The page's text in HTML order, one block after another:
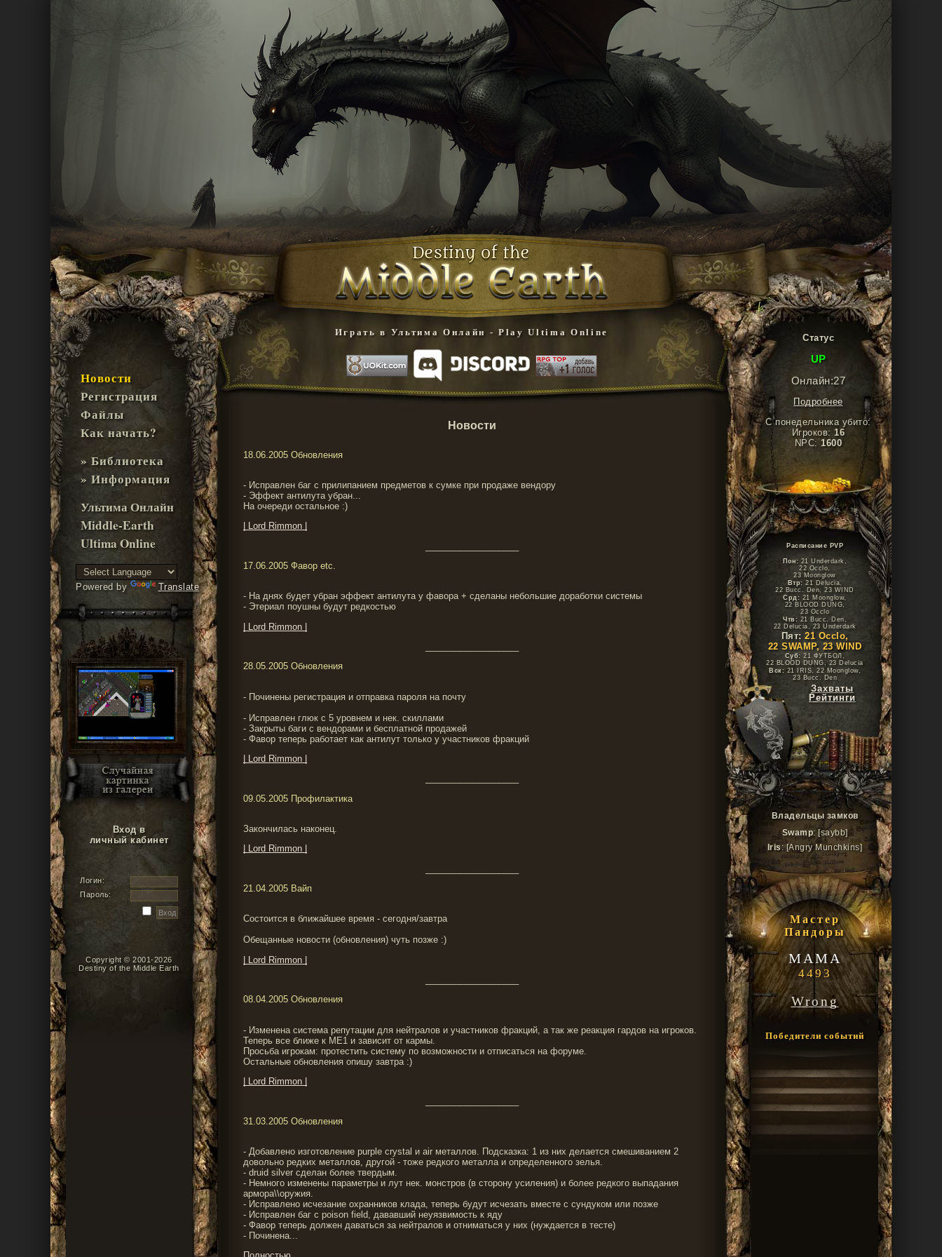
Новости
Регистрация
Файлы
Как начать?
» Библиотека
» Информация
Ультима Онлайн
Middle-Earth
Ultima Online
Powered by Translate
Вход в
личный кабинет
Логин:
Пароль:
Copyright © 2001-2026
Destiny of the Middle Earth
Играть в Ультима Онлайн - Play Ultima Online
Новости
18.06.2005 Обновления
- Исправлен баг с прилипанием предметов к сумке при продаже вендору
- Эффект антилута убран...
На очереди остальное :)
| Lord Rimmon |
17.06.2005 Фавор etc.
- На днях будет убран эффект антилута у фавора + сделаны небольшие доработки системы
- Этериал поушны будут редкостью
| Lord Rimmon |
28.05.2005 Обновления
- Починены регистрация и отправка пароля на почту
- Исправлен глюк с 5 уровнем и нек. скиллами
- Закрыты баги с вендорами и бесплатной продажей
- Фавор теперь работает как антилут только у участников фракций
| Lord Rimmon |
09.05.2005 Профилактика
Закончилась наконец.
| Lord Rimmon |
21.04.2005 Вайп
Состоится в ближайшее время - сегодня/завтра
Обещанные новости (обновления) чуть позже :)
| Lord Rimmon |
08.04.2005 Обновления
- Изменена система репутации для нейтралов и участников фракций, а так же реакция гардов на игроков.
Теперь все ближе к МЕ1 и зависит от кармы.
Просьба игрокам: протестить систему по возможности и отписаться на форуме.
Остальные обновления опишу завтра :)
| Lord Rimmon |
31.03.2005 Обновления
- Добавлено изготовление purple crystal и air металлов. Подсказка: 1 из них делается смешиванием 2
довольно редких металлов, другой - тоже редкого металла и определенного зелья.
- druid silver сделан более твердым.
- Немного изменены параметры и лут нек. монстров (в сторону усиления) и более редкого выпадания
армора\\оружия.
- Исправлено исчезание охранников клада, теперь будут исчезать вместе с сундуком или позже
- Исправлен баг с poison field, дававший неуязвимость к яду
- Фавор теперь должен даваться за нейтралов и отниматься у них (нуждается в тесте)
- Починена...
Статус
UP
Онлайн:27
Подробнее
С понедельника убито:
Игроков:16
NPC:1600
Расписание PVP
Пон: 21 Underdark,
22 Occlo,
23 Moonglow
Втр: 21 Delucia,
22 Bucc. Den, 23 WIND
Срд: 21 Moonglow,
22 BLOOD DUNG,
23 Occlo
Чтв: 21 Bucc. Den,
22 Delucia, 23 Underdark
Пят: 21 Occlo,
22 SWAMP, 23 WIND
Суб:21 ФУТБОЛ,
22 BLOOD DUNG, 23 Delucia
Вск: 21 IRIS, 22 Moonglow,
23 Bucc. Den
Захваты
Рейтинги
Владельцы замков
Swamp: [saybb]
Iris: [Angry Munchkins]
Мастер
Пандоры
MAMA
4493
Wrong
Победители событий